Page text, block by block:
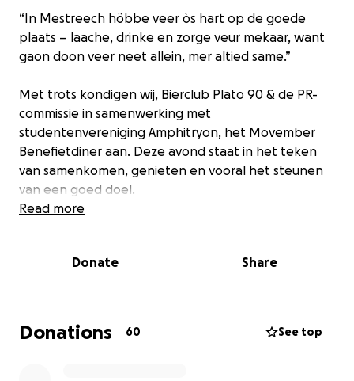
“In Mestreech höbbe veer òs hart op de goede
plaats – laache, drinke en zorge veur mekaar, want
gaon doon veer neet allein, mer altied same.”
Met trots kondigen wij, Bierclub Plato 90 & de PR-
commissie in samenwerking met
studentenvereniging Amphitryon, het Movember
Benefietdiner aan. Deze avond staat in het teken
van samenkomen, genieten en vooral het steunen
van een goed doel.
openen, taboes doorbreken en steun bieden aan
Via deze pagina kunt u doneren. Alle kleine beetjes
Read more
Donate Share
Donations 60 See top